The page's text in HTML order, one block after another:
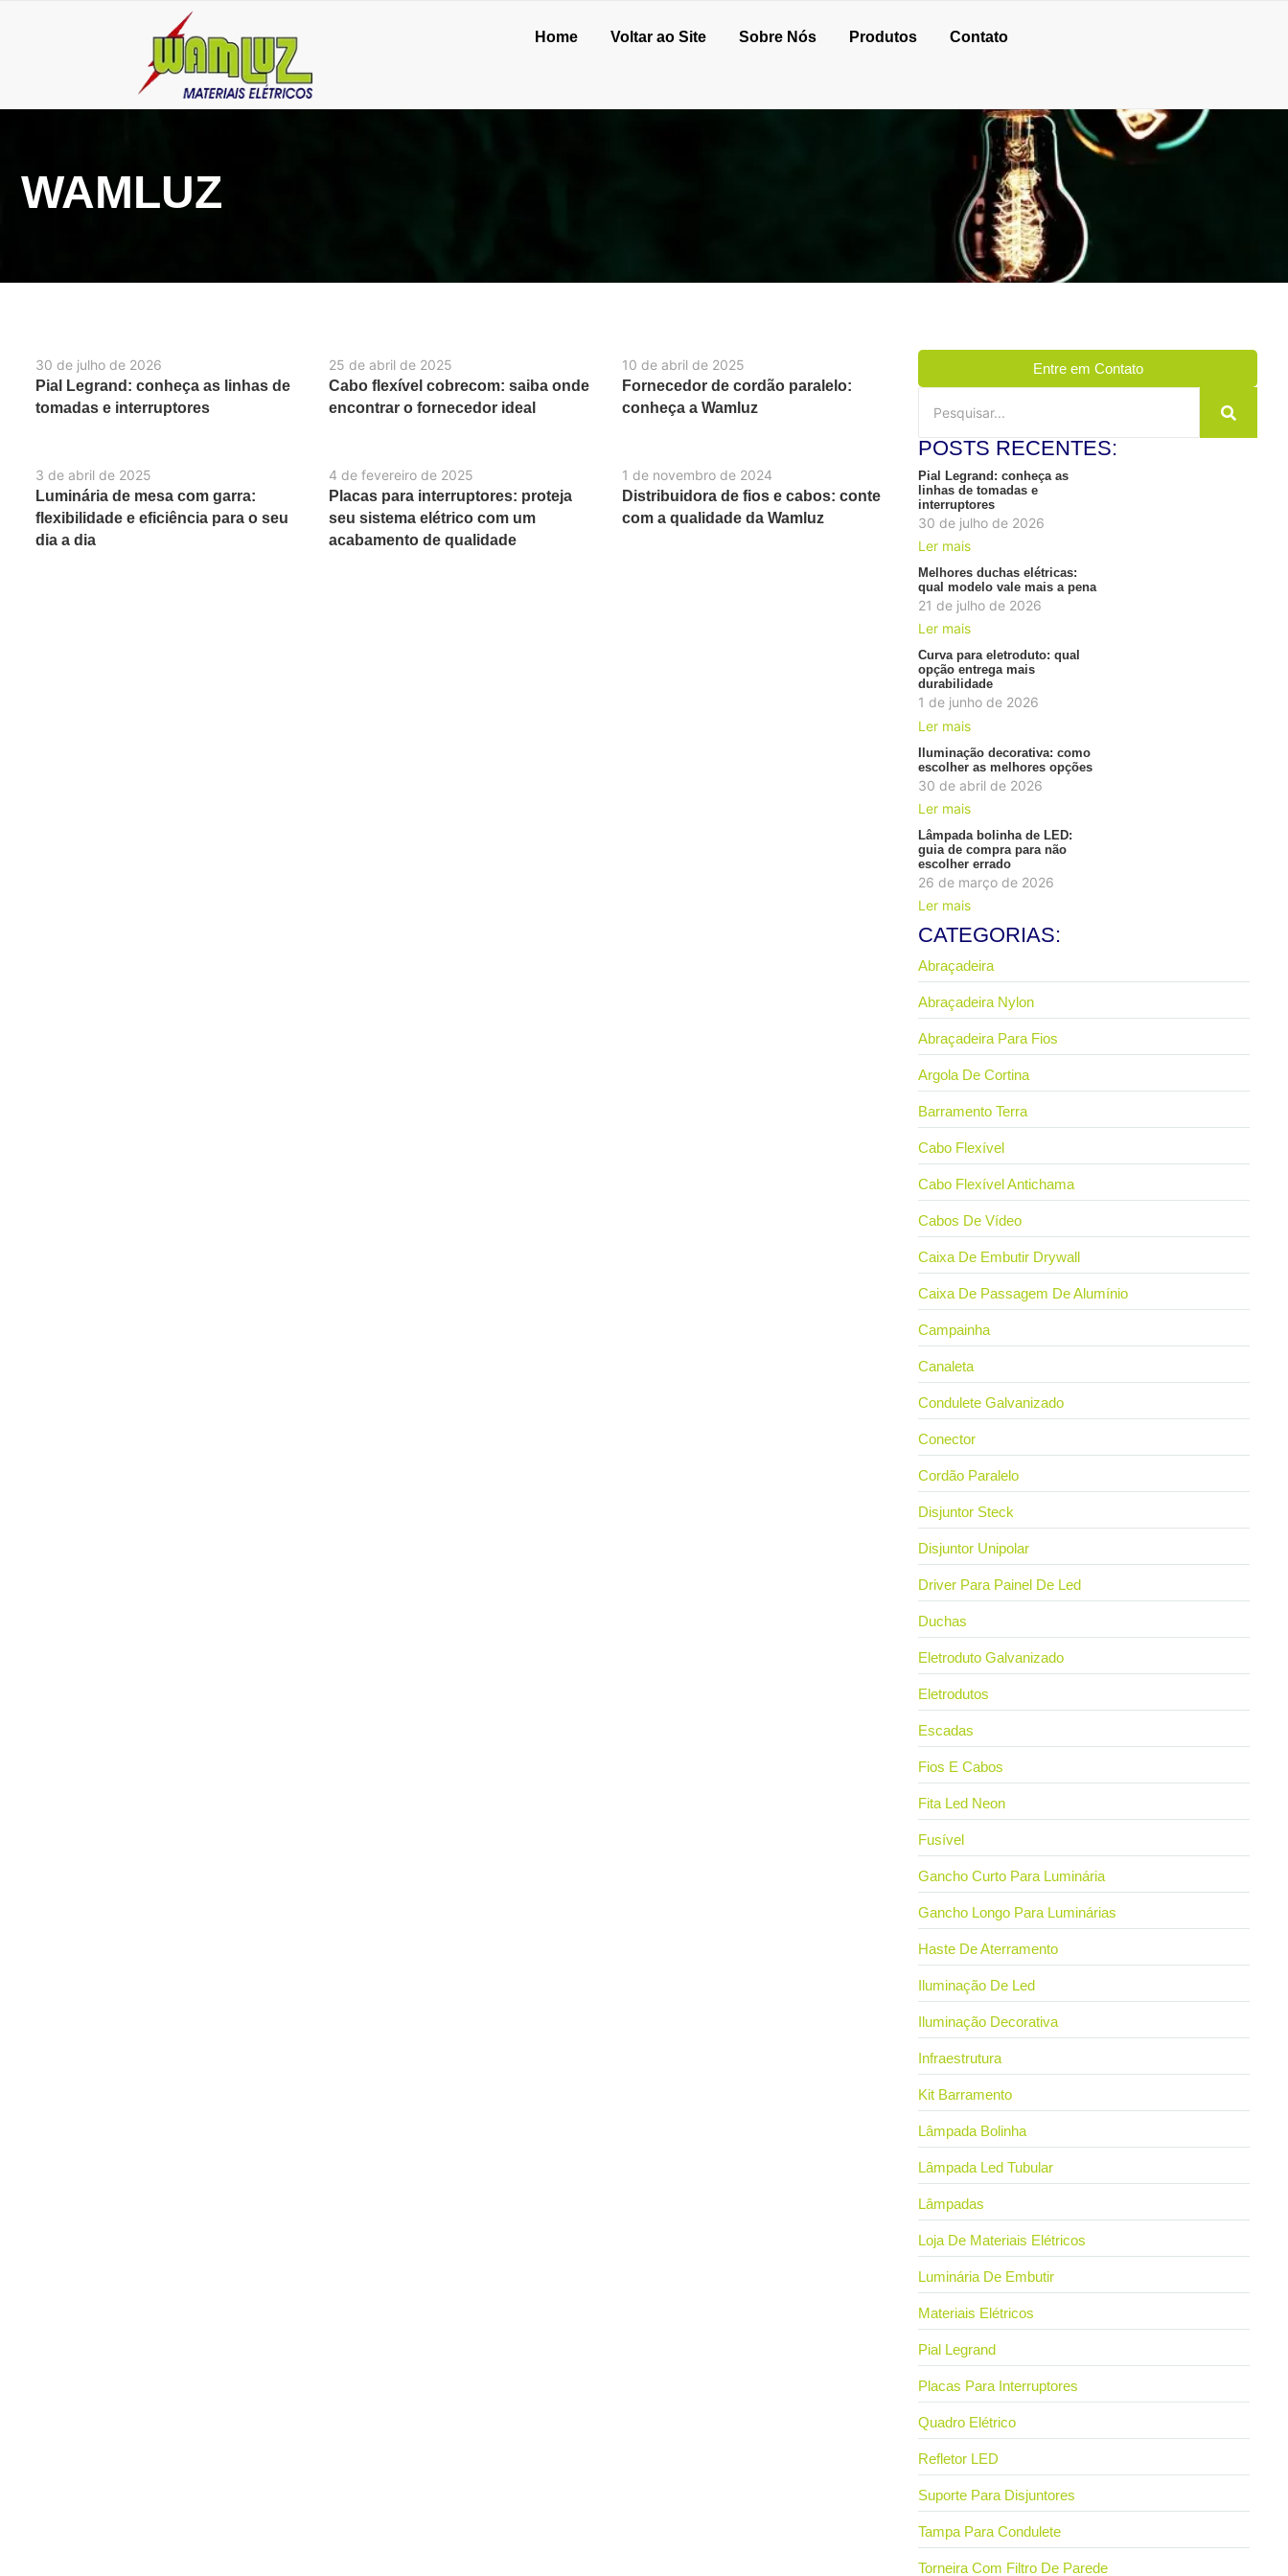
Home Voltar ao Site Sobre Nós Produtos Contato
WAMLUZ
30 de julho de 2026
Pial Legrand: conheça as linhas de
tomadas e interruptores
25 de abril de 2025
Cabo flexível cobrecom: saiba onde
encontrar o fornecedor ideal
10 de abril de 2025
Fornecedor de cordão paralelo:
conheça a Wamluz
3 de abril de 2025
Luminária de mesa com garra:
flexibilidade e eficiência para o seu
dia a dia
4 de fevereiro de 2025
Placas para interruptores: proteja
seu sistema elétrico com um
acabamento de qualidade
1 de novembro de 2024
Distribuidora de fios e cabos: conte
com a qualidade da Wamluz
Entre em Contato
POSTS RECENTES:
Pial Legrand: conheça as
linhas de tomadas e
interruptores
30 de julho de 2026
Ler mais
Melhores duchas elétricas:
qual modelo vale mais a pena
21 de julho de 2026
Ler mais
Curva para eletroduto: qual
opção entrega mais
durabilidade
1 de junho de 2026
Ler mais
Iluminação decorativa: como
escolher as melhores opções
30 de abril de 2026
Ler mais
Lâmpada bolinha de LED:
guia de compra para não
escolher errado
26 de março de 2026
Ler mais
CATEGORIAS:
Abraçadeira
Abraçadeira Nylon
Abraçadeira Para Fios
Argola De Cortina
Barramento Terra
Cabo Flexível
Cabo Flexível Antichama
Cabos De Vídeo
Caixa De Embutir Drywall
Caixa De Passagem De Alumínio
Campainha
Canaleta
Condulete Galvanizado
Conector
Cordão Paralelo
Disjuntor Steck
Disjuntor Unipolar
Driver Para Painel De Led
Duchas
Eletroduto Galvanizado
Eletrodutos
Escadas
Fios E Cabos
Fita Led Neon
Fusível
Gancho Curto Para Luminária
Gancho Longo Para Luminárias
Haste De Aterramento
Iluminação De Led
Iluminação Decorativa
Infraestrutura
Kit Barramento
Lâmpada Bolinha
Lâmpada Led Tubular
Lâmpadas
Loja De Materiais Elétricos
Luminária De Embutir
Materiais Elétricos
Pial Legrand
Placas Para Interruptores
Quadro Elétrico
Refletor LED
Suporte Para Disjuntores
Tampa Para Condulete
Torneira Com Filtro De Parede